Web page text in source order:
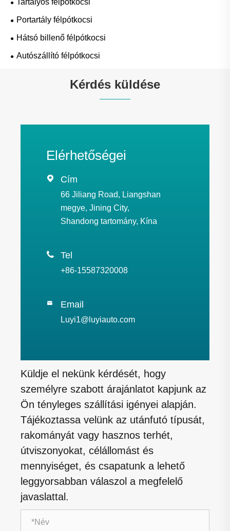
Portartály félpótkocsi
Hátsó billenő félpótkocsi
Autószállító félpótkocsi
Kérdés küldése
Elérhetőségei
 Cím
66 Jiliang Road, Liangshan
megye, Jining City,
Shandong tartomány, Kína
 Tel
+86-15587320008
 Email
Luyi1@luyiauto.com
Küldje el nekünk kérdését, hogy
személyre szabott árajánlatot kapjunk az
Ön tényleges szállítási igényei alapján.
Tájékoztassa velünk az utánfutó típusát,
rakományát vagy hasznos terhét,
útviszonyokat, célállomást és
mennyiséget, és csapatunk a lehető
leggyorsabban válaszol a megfelelő
javaslattal.